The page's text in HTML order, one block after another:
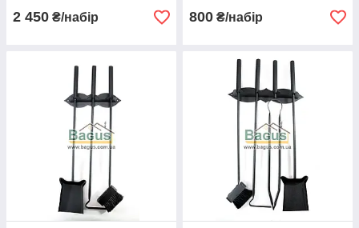
2 450 ₴/набір 800 ₴/набір